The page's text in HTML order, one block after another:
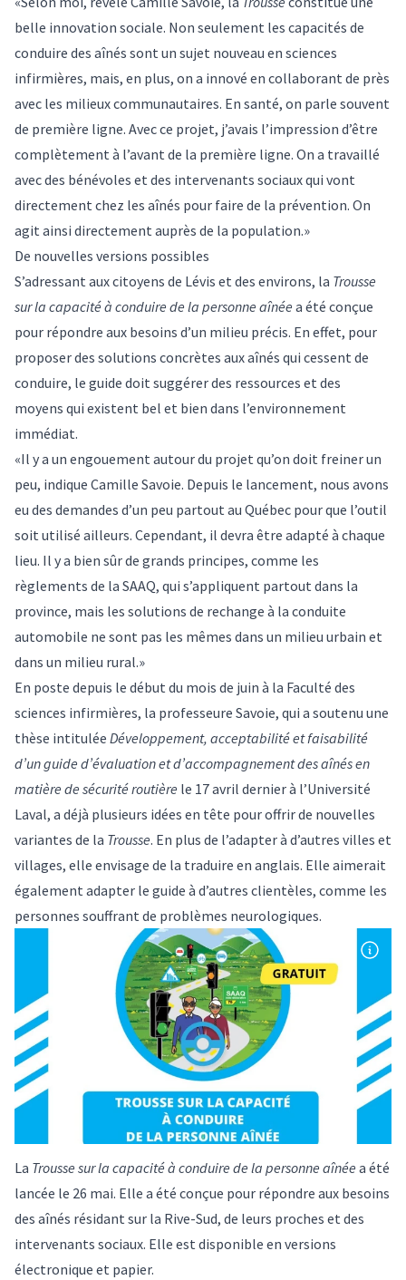
belle innovation sociale. Non seulement les capacités de
conduire des aînés sont un sujet nouveau en sciences
infirmières, mais, en plus, on a innové en collaborant de près
avec les milieux communautaires. En santé, on parle souvent
de première ligne. Avec ce projet, j’avais l’impression d’être
complètement à l’avant de la première ligne. On a travaillé
avec des bénévoles et des intervenants sociaux qui vont
directement chez les aînés pour faire de la prévention. On
agit ainsi directement auprès de la population.»
De nouvelles versions possibles
S’adressant aux citoyens de Lévis et des environs, la Trousse
sur la capacité à conduire de la personne aînée a été conçue
pour répondre aux besoins d’un milieu précis. En effet, pour
proposer des solutions concrètes aux aînés qui cessent de
conduire, le guide doit suggérer des ressources et des
moyens qui existent bel et bien dans l’environnement
immédiat.
«Il y a un engouement autour du projet qu’on doit freiner un
peu, indique Camille Savoie. Depuis le lancement, nous avons
eu des demandes d’un peu partout au Québec pour que l’outil
soit utilisé ailleurs. Cependant, il devra être adapté à chaque
lieu. Il y a bien sûr de grands principes, comme les
règlements de la SAAQ, qui s’appliquent partout dans la
province, mais les solutions de rechange à la conduite
automobile ne sont pas les mêmes dans un milieu urbain et
dans un milieu rural.»
En poste depuis le début du mois de juin à la Faculté des
sciences infirmières, la professeure Savoie, qui a soutenu une
thèse intitulée Développement, acceptabilité et faisabilité
d’un guide d’évaluation et d’accompagnement des aînés en
matière de sécurité routière le 17 avril dernier à l’Université
Laval, a déjà plusieurs idées en tête pour offrir de nouvelles
variantes de la Trousse. En plus de l’adapter à d’autres villes et
villages, elle envisage de la traduire en anglais. Elle aimerait
également adapter le guide à d’autres clientèles, comme les
personnes souffrant de problèmes neurologiques.
La Trousse sur la capacité à conduire de la personne aînée a été
lancée le 26 mai. Elle a été conçue pour répondre aux besoins
des aînés résidant sur la Rive-Sud, de leurs proches et des
intervenants sociaux. Elle est disponible en versions
électronique et papier.